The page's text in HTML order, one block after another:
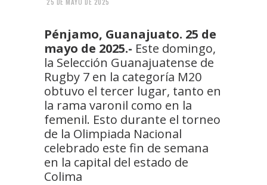
25 DE MAYO DE 2025
Pénjamo, Guanajuato. 25 de
mayo de 2025.- Este domingo,
la Selección Guanajuatense de
Rugby 7 en la categoría M20
obtuvo el tercer lugar, tanto en
la rama varonil como en la
femenil. Esto durante el torneo
de la Olimpiada Nacional
celebrado este fin de semana
en la capital del estado de
Colima